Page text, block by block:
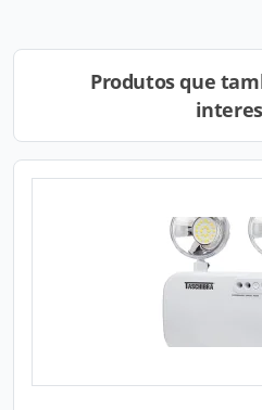
Produtos que